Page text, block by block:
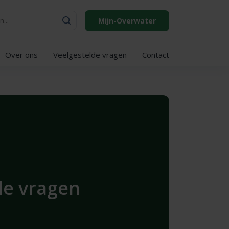
Mijn-Overwater
Over ons Veelgestelde vragen Contact
vragen